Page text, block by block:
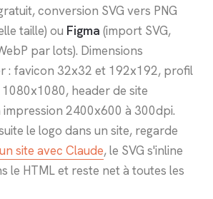
conversion SVG vers PNG
taille) ou Figma (import SVG,
par lots). Dimensions
: favicon 32x32 et 192x192, profil
header de site
2400x600 à 300dpi.
le logo dans un site, regarde
site avec Claude, le SVG s'inline
le HTML et reste net à toutes les